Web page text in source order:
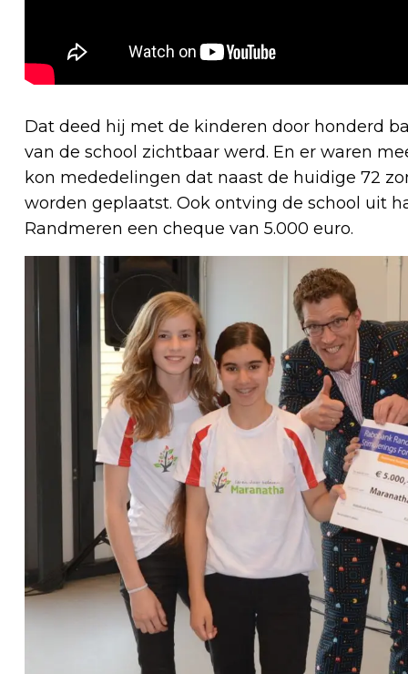
Dat deed hij met de kinderen door honderd
van de school zichtbaar werd. En er waren
kon mededelingen dat naast de huidige 72
worden geplaatst. Ook ontving de school uit
Randmeren een cheque van 5.000 euro.